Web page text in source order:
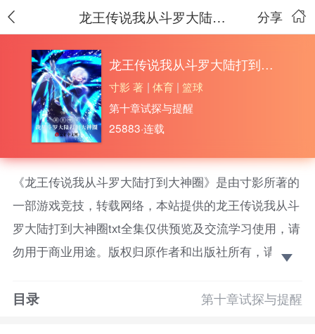
分享
龙王传说我从斗罗大陆打到大神圈
龙王传说我从斗罗大陆打到大神圈
寸影 著 | 体育 | 篮球
第十章试探与提醒
25883·连载
《龙王传说我从斗罗大陆打到大神圈》是由寸影所著的
一部游戏竞技，转载网络，本站提供的龙王传说我从斗
罗大陆打到大神圈txt全集仅供预览及交流学习使用，请
勿用于商业用途。版权归原作者和出版社所有，请在下
是十年魂兽的夏弋怎么也没想到，他只是开局打了古月
目录 第十章试探与提醒